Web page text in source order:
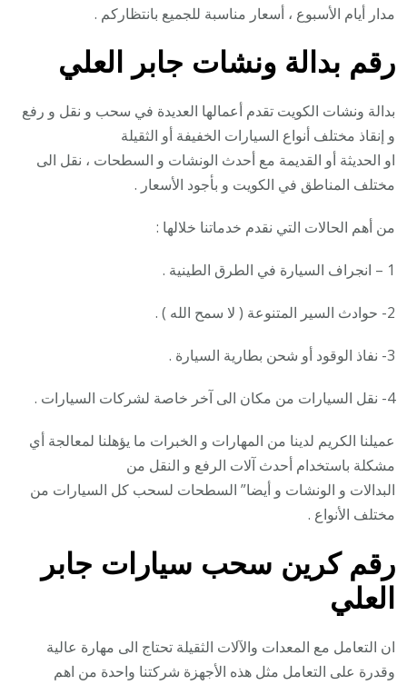
مدار أيام الأسبوع ، أسعار مناسبة للجميع بانتظاركم .
رقم بدالة ونشات جابر العلي
بدالة ونشات الكويت تقدم أعمالها العديدة في سحب و نقل و رفع
و إنقاذ مختلف أنواع السيارات الخفيفة أو الثقيلة
او الحديثة أو القديمة مع أحدث الونشات و السطحات ، نقل الى
مختلف المناطق في الكويت و بأجود الأسعار .
من أهم الحالات التي نقدم خدماتنا خلالها :
1 – انجراف السيارة في الطرق الطينية .
2- حوادث السير المتنوعة ( لا سمح الله ) .
3- نفاذ الوقود أو شحن بطارية السيارة .
4- نقل السيارات من مكان الى آخر خاصة لشركات السيارات .
عميلنا الكريم لدينا من المهارات و الخبرات ما يؤهلنا لمعالجة أي
مشكلة باستخدام أحدث آلات الرفع و النقل من
البدالات و الونشات و أيضا” السطحات لسحب كل السيارات من
مختلف الأنواع .
رقمكرين سحب سيارات جابر
العلي
ان التعامل مع المعدات والآلات الثقيلة تحتاج الى مهارة عالية
وقدرة على التعامل مثل هذه الأجهزة شركتنا واحدة من اهم